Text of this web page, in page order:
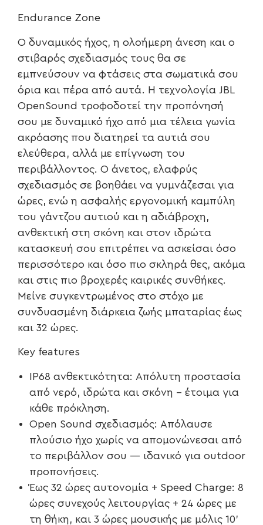
Endurance Zone
Ο δυναμικός ήχος, η ολοήμερη άνεση και ο
στιβαρός σχεδιασμός τους θα σε
εμπνεύσουν να φτάσεις στα σωματικά σου
όρια και πέρα από αυτά. Η τεχνολογία JBL
OpenSound τροφοδοτεί την προπόνησή
σου με δυναμικό ήχο από μια τέλεια γωνία
ακρόασης που διατηρεί τα αυτιά σου
ελεύθερα, αλλά με επίγνωση του
περιβάλλοντος. Ο άνετος, ελαφρύς
σχεδιασμός σε βοηθάει να γυμνάζεσαι για
ώρες, ενώ η ασφαλής εργονομική καμπύλη
του γάντζου αυτιού και η αδιάβροχη,
ανθεκτική στη σκόνη και στον ιδρώτα
κατασκευή σου επιτρέπει να ασκείσαι όσο
περισσότερο και όσο πιο σκληρά θες, ακόμα
και στις πιο βροχερές καιρικές συνθήκες.
Μείνε συγκεντρωμένος στο στόχο με
συνδυασμένη διάρκεια ζωής μπαταρίας έως
και 32 ώρες.
Key features
IP68 ανθεκτικότητα: Απόλυτη προστασία
από νερό, ιδρώτα και σκόνη – έτοιμα για
κάθε πρόκληση.
Open Sound σχεδιασμός: Απόλαυσε
πλούσιο ήχο χωρίς να απομονώνεσαι από
το περιβάλλον σου — ιδανικό για outdoor
προπονήσεις.
Έως 32 ώρες αυτονομία + Speed Charge: 8
ώρες συνεχούς λειτουργίας + 24 ώρες με
τη θήκη, και 3 ώρες μουσικής με μόλις 10’